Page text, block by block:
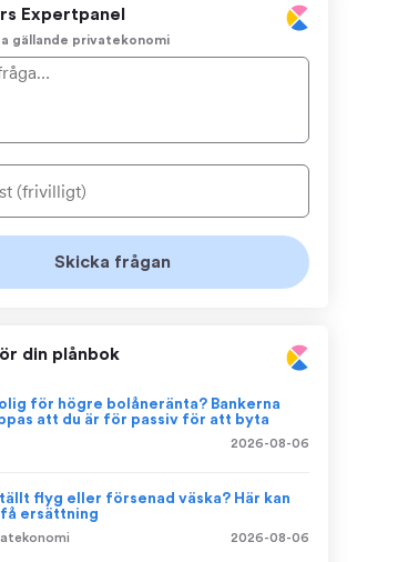
Expertpanel
gällande privatekonomi
din plånbok
för högre bolåneränta? Bankerna
att du är för passiv för att byta
2026-08-06
flyg eller försenad väska? Här kan
få ersättning
2026-08-06